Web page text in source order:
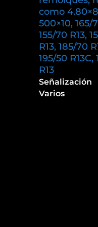
como
500×10, 165/
155/70 R13,
R13, 185/70
195/50 R13C,
R13
Señalización
Varios